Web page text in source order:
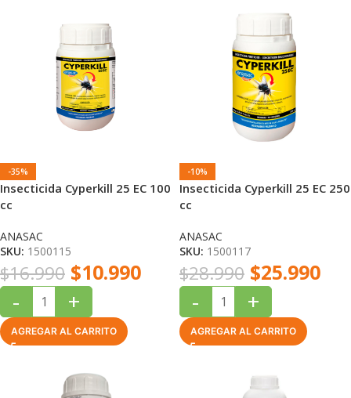
-35%
Insecticida Cyperkill 25 EC 100
cc
ANASAC
SKU: 1500115
$16.990 $10.990
- +
AGREGAR AL CARRITO
-10%
Insecticida Cyperkill 25 EC 250
cc
ANASAC
SKU: 1500117
$28.990 $25.990
- +
AGREGAR AL CARRITO